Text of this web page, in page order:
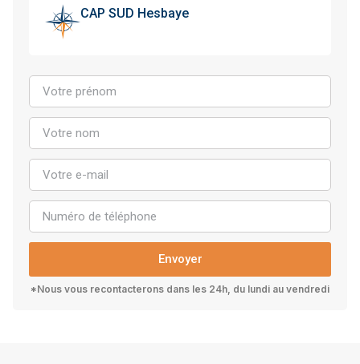
CAP SUD Hesbaye
Envoyer
*Nous vous recontacterons dans les 24h, du lundi au vendredi